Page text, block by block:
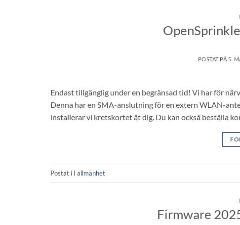
POSTAT PÅ 5.
Endast tillgänglig under en begränsad tid! Vi har för
Denna har en SMA-anslutning för en extern WLAN-
installerar vi kretskortet åt dig. Du kan också beställa
Postat i I allmänhet
Firmware